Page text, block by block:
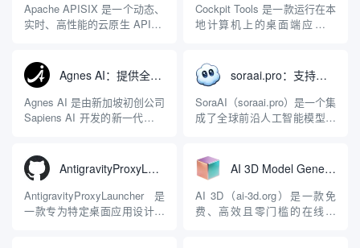
Apache APISIX 是一个动态、
实时、高性能的云原生 API 网
LuaJIT 构建，并在 2019 年作
为顶级开源项目捐赠给
Apache 软件基金会。APISIX
彻底摒...
Cockpit Tools 是一款运行在本
地计算机上的桌面端应用程
程助手的账号与运行环境而设
计。它目前支持包括
Antigravity IDE、Codex、
GitHub Copilo...
Agnes AI：提供全模态模型免费API、支持图文视频生成与复杂工程执行的智能体平台
Agnes AI 是由新加坡初创公司
Sapiens AI 开发的新一代多模
限制，提供集文本、图像、视
频生成于一体的“全模态”大模
型能力。平台的核心产品矩阵
包括主打自动化工作流的
soraai.pro：支持多模型文字转视频和图像生成的在线创作工具
SoraAI（soraai.pro）是一个集
成了全球前沿人工智能模型的
者、营销人员及广大用户提供
一站式、开箱即用的视觉内容
生成解决方案。网站的核心优
势在于其强大的多模型聚合能
AntigravityProxyLauncher：免TUN全局代理使用Antigravity IDE
AntigravityProxyLauncher 是
一款专为特定桌面应用设计的
AI 3D Model Generator：通过文本和图像快速生成3D模型的在线工具
AI 3D（ai-3d.org）是一款免
费、高效且零门槛的在线AI